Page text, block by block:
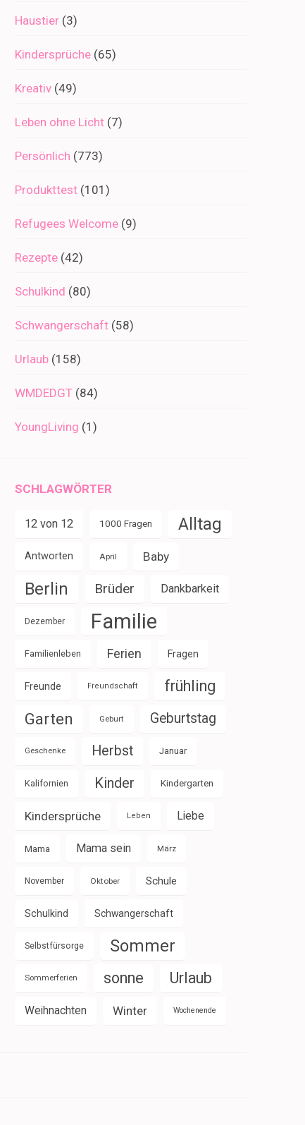
Haustier (3)
Kindersprüche (65)
Kreativ (49)
Leben ohne Licht (7)
Persönlich (773)
Produkttest (101)
Refugees Welcome (9)
Rezepte (42)
Schulkind (80)
Schwangerschaft (58)
Urlaub (158)
WMDEDGT (84)
YoungLiving (1)
SCHLAGWÖRTER
12 von 12 1000 Fragen Alltag
Antworten April Baby
Berlin Brüder Dankbarkeit
Dezember Familie
Familienleben Ferien Fragen
Freunde Freundschaft frühling
Garten Geburt Geburtstag
Geschenke Herbst Januar
Kalifornien Kinder Kindergarten
Kindersprüche Leben Liebe
Mama Mama sein März
November Oktober Schule
Schulkind Schwangerschaft
Selbstfürsorge Sommer
Sommerferien sonne Urlaub
Weihnachten Winter Wochenende